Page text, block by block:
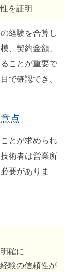
を証明
経験を合算し
、契約金額、
ことが重要で
で確認でき、
点
とが求められ
術者は営業所
要がありま
確に
験の信頼性が